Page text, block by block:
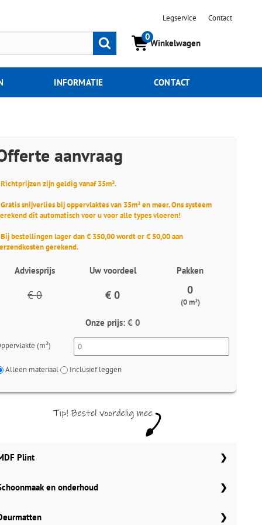
Legservice Contact
0
Winkelwagen
Zoeken
INFORMATIE CONTACT
aanvraag
zijn geldig vanaf 35m².
snijverlies bij oppervlaktes van 35m² en meer. Ons systeem
dit automatisch voor u voor alle types vloeren!
bestellingen lager dan € 350,00 wordt er € 50,00 aan
gerekend.
Adviesprijs Uw voordeel Pakken
€ 0 € 0 0
(0 m²)
Onze prijs: € 0
(m²)
Alleen materiaal Inclusief leggen
Plint
70x12 mm
90x12 mm
en onderhoud